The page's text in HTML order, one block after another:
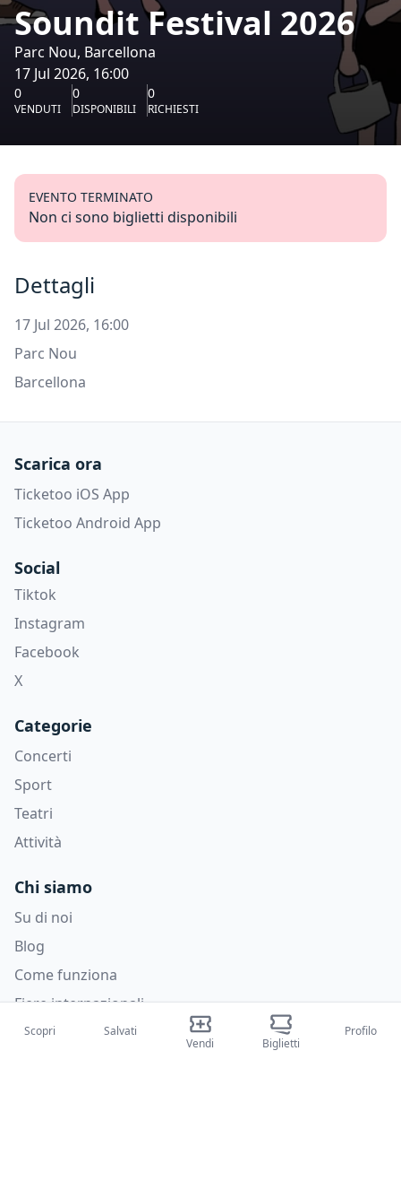
Soundit Festival 2026
Parc Nou, Barcellona
17 Jul 2026, 16:00
0
VENDUTI
0
DISPONIBILI
0
RICHIESTI
EVENTO TERMINATO
Non ci sono biglietti disponibili
Dettagli
17 Jul 2026, 16:00
Parc Nou
Barcellona
Scarica ora
Ticketoo iOS App
Ticketoo Android App
Social
Tiktok
Instagram
Facebook
X
Categorie
Concerti
Sport
Teatri
Attività
Chi siamo
Su di noi
Blog
Come funziona
Fiere internazionali
Creator Program
Scopri
Salvati
Vendi
Biglietti
Profilo